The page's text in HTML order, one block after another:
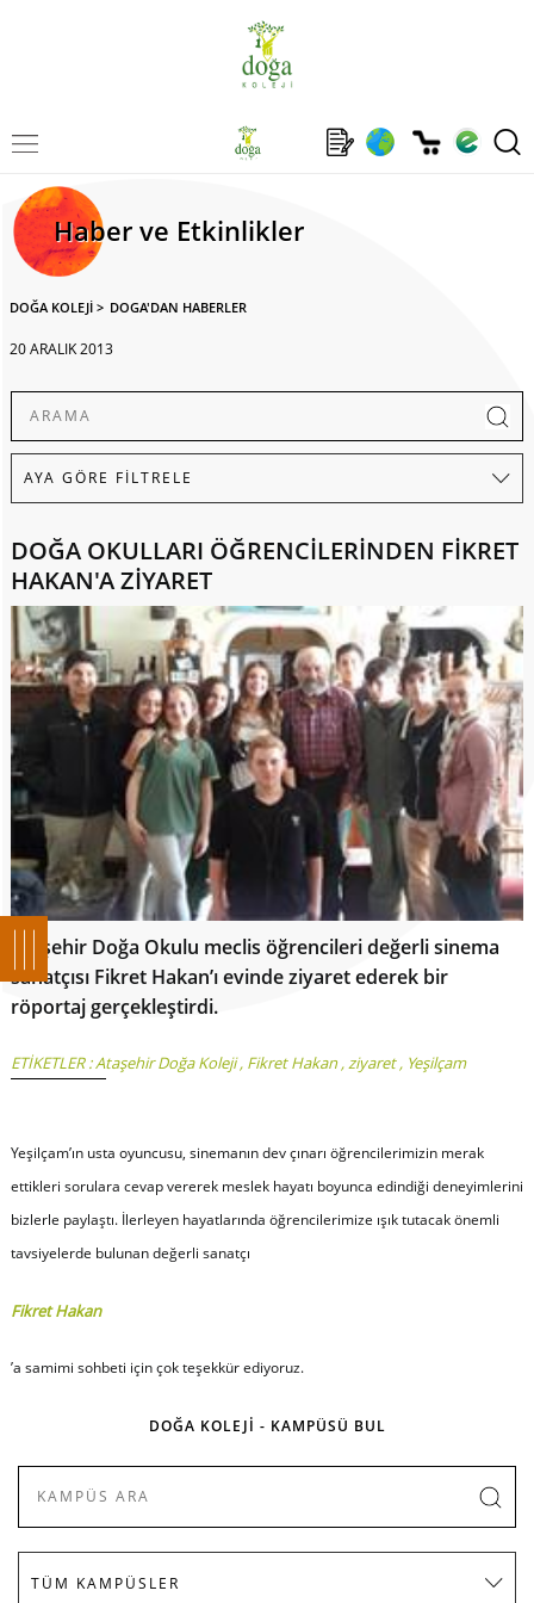
Haber ve Etkinlikler
DOĞA KOLEJİ > DOGA'DAN HABERLER
20 ARALIK 2013
DOĞA OKULLARI ÖĞRENCİLERİNDEN FİKRET
HAKAN'A ZİYARET
Ataşehir Doğa Okulu meclis öğrencileri değerli sinema
sanatçısı Fikret Hakan’ı evinde ziyaret ederek bir
röportaj gerçekleştirdi.
ETİKETLER :Ataşehir Doğa Koleji, Fikret Hakan,ziyaret, Yeşilçam
Yeşilçam’ın usta oyuncusu, sinemanın dev çınarı öğrencilerimizin merak
ettikleri sorulara cevap vererek meslek hayatı boyunca edindiği deneyimlerini
bizlerle paylaştı. İlerleyen hayatlarında öğrencilerimize ışık tutacak önemli
tavsiyelerde bulunan değerli sanatçı
Fikret Hakan
’a samimi sohbeti için çok teşekkür ediyoruz.
DOĞA KOLEJİ - KAMPÜSÜ BUL